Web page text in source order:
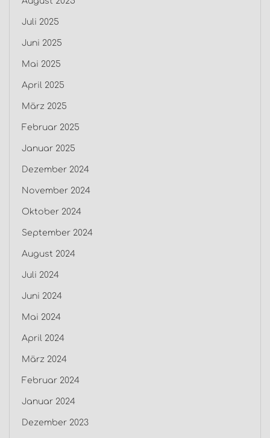
Juli 2025
Juni 2025
Mai 2025
April 2025
März 2025
Februar 2025
Januar 2025
Dezember 2024
November 2024
Oktober 2024
September 2024
August 2024
Juli 2024
Juni 2024
Mai 2024
April 2024
März 2024
Februar 2024
Januar 2024
Dezember 2023